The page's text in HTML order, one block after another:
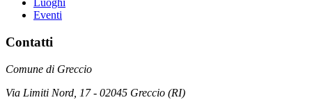
Luoghi
Eventi
Contatti
Comune di Greccio
Via Limiti Nord, 17 - 02045 Greccio (RI)